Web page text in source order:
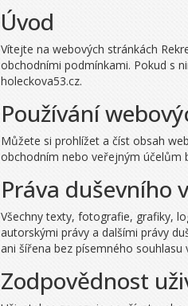
Úvod
Vítejte na webových stránkách
obchodními podmínkami. Pokud s
holeckova53.cz.
Používání
Můžete si prohlížet a číst obsah
obchodním nebo veřejným účelům
Práva duševního
Všechny texty, fotografie, grafiky,
autorskými právy a dalšími právy
ani šířena bez písemného souhlasu
Zodpovědnost